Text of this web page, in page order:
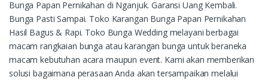
Bunga Papan Pernikahan di Nganjuk. Garansi Uang Kembali.
Bunga Pasti Sampai. Toko Karangan Bunga Papan Pernikahan
Hasil Bagus & Rapi. Toko Bunga Wedding melayani berbagai
macam rangkaian bunga atau karangan bunga untuk beraneka
macam kebutuhan acara maupun event. Kami akan memberikan
solusi bagaimana perasaan Anda akan tersampaikan melalui